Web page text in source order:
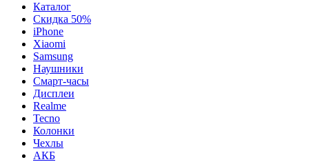
Каталог
Скидка 50%
iPhone
Xiaomi
Samsung
Наушники
Смарт-часы
Дисплеи
Realme
Tecno
Колонки
Чехлы
АКБ